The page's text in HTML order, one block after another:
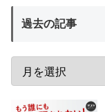
過去の記事